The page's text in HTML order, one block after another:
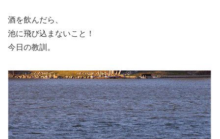
酒を飲んだら、
池に飛び込まないこと！
今日の教訓。